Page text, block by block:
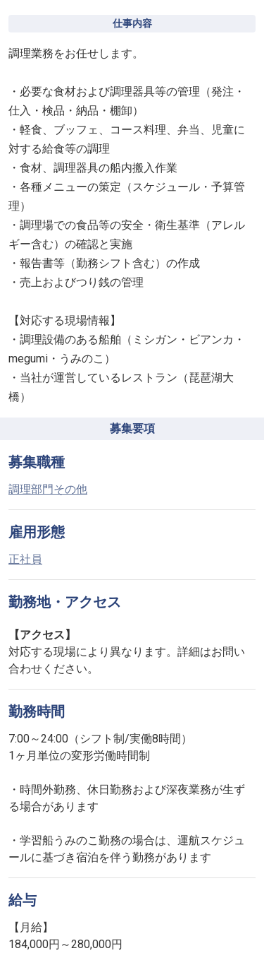
仕事内容
調理業務をお任せします。
・必要な食材および調理器具等の管理（発注・
仕入・検品・納品・棚卸）
・軽食、ブッフェ、コース料理、弁当、児童に
対する給食等の調理
・食材、調理器具の船内搬入作業
・各種メニューの策定（スケジュール・予算管
理）
・調理場での食品等の安全・衛生基準（アレル
ギー含む）の確認と実施
・報告書等（勤務シフト含む）の作成
・売上およびつり銭の管理
【対応する現場情報】
・調理設備のある船舶（ミシガン・ビアンカ・
megumi・うみのこ）
・当社が運営しているレストラン（琵琶湖大
橋）
募集要項
募集職種
調理部門その他
雇用形態
正社員
勤務地・アクセス
【アクセス】
対応する現場により異なります。詳細はお問い
合わせください。
勤務時間
7:00～24:00（シフト制/実働8時間）
1ヶ月単位の変形労働時間制
・時間外勤務、休日勤務および深夜業務が生ず
る場合があります
・学習船うみのこ勤務の場合は、運航スケジュ
ールに基づき宿泊を伴う勤務があります
給与
【月給】
184,000円～280,000円